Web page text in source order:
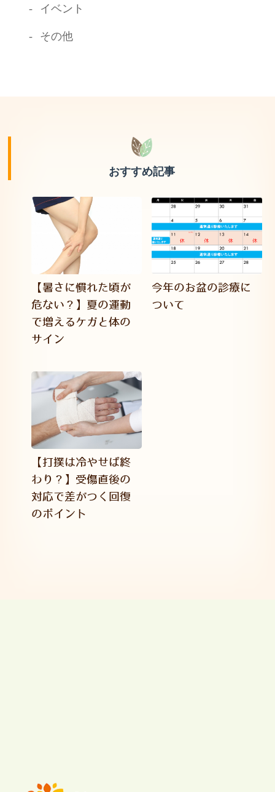
イベント
その他
おすすめ記事
【暑さに慣れた頃が
危ない？】夏の運動
で増えるケガと体の
サイン
今年のお盆の診療に
ついて
【打撲は冷やせば終
わり？】受傷直後の
対応で差がつく回復
のポイント